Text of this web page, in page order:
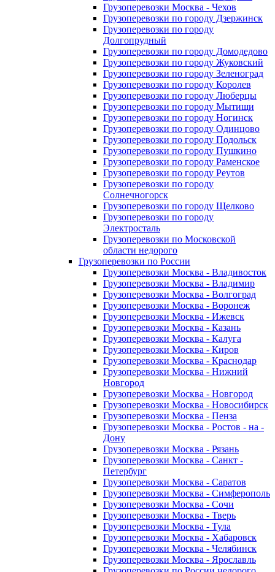
Грузоперевозки Москва - Чехов
Грузоперевозки по городу Дзержинск
Грузоперевозки по городу
Долгопрудный
Грузоперевозки по городу Домодедово
Грузоперевозки по городу Жуковский
Грузоперевозки по городу Зеленоград
Грузоперевозки по городу Королев
Грузоперевозки по городу Люберцы
Грузоперевозки по городу Мытищи
Грузоперевозки по городу Ногинск
Грузоперевозки по городу Одинцово
Грузоперевозки по городу Подольск
Грузоперевозки по городу Пушкино
Грузоперевозки по городу Раменское
Грузоперевозки по городу Реутов
Грузоперевозки по городу
Солнечногорск
Грузоперевозки по городу Щелково
Грузоперевозки по городу
Электросталь
Грузоперевозки по Московской
области недорого
Грузоперевозки по России
Грузоперевозки Москва - Владивосток
Грузоперевозки Москва - Владимир
Грузоперевозки Москва - Волгоград
Грузоперевозки Москва - Воронеж
Грузоперевозки Москва - Ижевск
Грузоперевозки Москва - Казань
Грузоперевозки Москва - Калуга
Грузоперевозки Москва - Киров
Грузоперевозки Москва - Краснодар
Грузоперевозки Москва - Нижний
Новгород
Грузоперевозки Москва - Новгород
Грузоперевозки Москва - Новосибирск
Грузоперевозки Москва - Пенза
Грузоперевозки Москва - Ростов - на -
Дону
Грузоперевозки Москва - Рязань
Грузоперевозки Москва - Санкт -
Петербург
Грузоперевозки Москва - Саратов
Грузоперевозки Москва - Симферополь
Грузоперевозки Москва - Сочи
Грузоперевозки Москва - Тверь
Грузоперевозки Москва - Тула
Грузоперевозки Москва - Хабаровск
Грузоперевозки Москва - Челябинск
Грузоперевозки Москва - Ярославль